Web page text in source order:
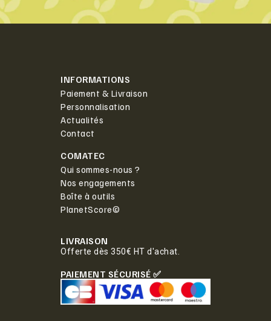
INFORMATIONS
Paiement & Livraison
Personnalisation
Actualités
Contact
COMATEC
Qui sommes-nous ?
Nos engagements
Boîte à outils
PlanetScore©
LIVRAISON
Offerte dès 350€ HT d'achat.
PAIEMENT SÉCURISÉ ✅